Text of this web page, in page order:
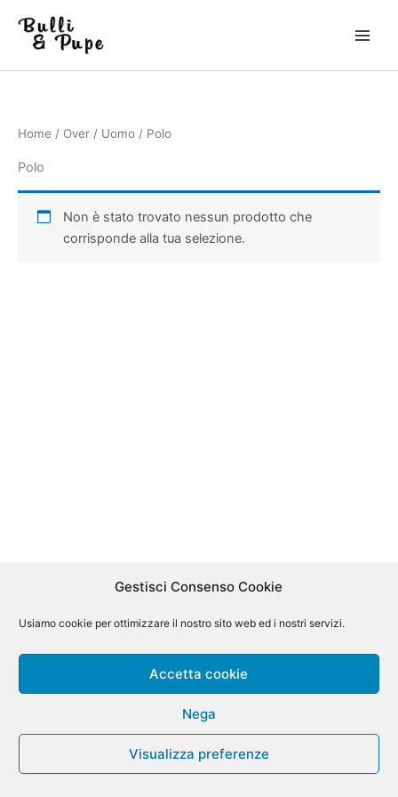
Gestisci Consenso Cookie
Usiamo cookie per ottimizzare il nostro sito web ed i nostri servizi.
Accetta cookie
Nega
Visualizza preferenze
contenuto
Home / Over / Uomo / Polo
Polo
Non è stato trovato nessun prodotto che
corrisponde alla tua selezione.
Copyright © 2026 | Powered by Intersoftware